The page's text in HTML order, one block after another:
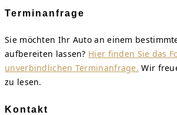
Terminanfrage
Sie möchten Ihr Auto an einem
aufbereiten lassen? Hier finden Sie das
unverbindlichen Terminanfrage. Wir
zu lesen.
Kontakt